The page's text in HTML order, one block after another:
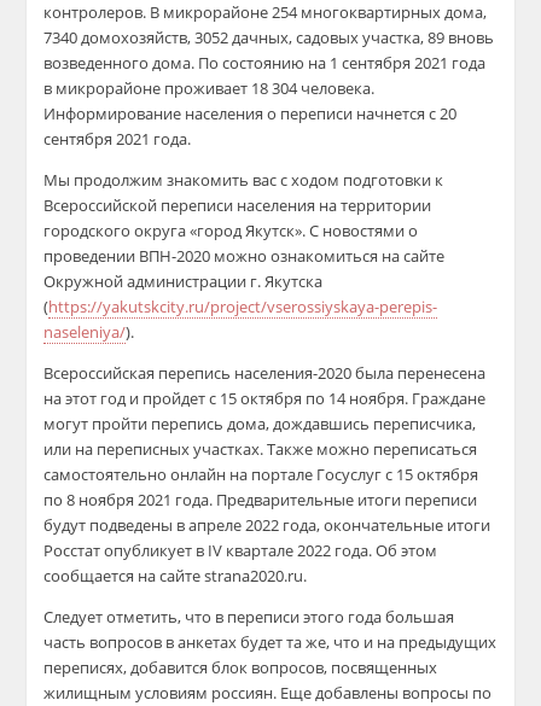
контролеров. В микрорайоне 254 многоквартирных дома,
7340 домохозяйств, 3052 дачных, садовых участка, 89 вновь
возведенного дома. По состоянию на 1 сентября 2021 года
в микрорайоне проживает 18 304 человека.
Информирование населения о переписи начнется с 20
сентября 2021 года.
Мы продолжим знакомить вас с ходом подготовки к
Всероссийской переписи населения на территории
городского округа «город Якутск». С новостями о
проведении ВПН-2020 можно ознакомиться на сайте
Окружной администрации г. Якутска
(https://yakutskcity.ru/project/vserossiyskaya-perepis-
naseleniya/).
Всероссийская перепись населения-2020 была перенесена
на этот год и пройдет с 15 октября по 14 ноября. Граждане
могут пройти перепись дома, дождавшись переписчика,
или на переписных участках. Также можно переписаться
самостоятельно онлайн на портале Госуслуг с 15 октября
по 8 ноября 2021 года. Предварительные итоги переписи
будут подведены в апреле 2022 года, окончательные итоги
Росстат опубликует в IV квартале 2022 года. Об этом
сообщается на сайте strana2020.ru.
Следует отметить, что в переписи этого года большая
часть вопросов в анкетах будет та же, что и на предыдущих
переписях, добавится блок вопросов, посвященных
жилищным условиям россиян. Еще добавлены вопросы по